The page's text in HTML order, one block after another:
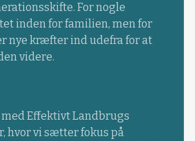
For nogle
inden for familien, men for
nye kræfter ind udefra for at
videre.
Effektivt Landbrugs
hvor vi sætter fokus på